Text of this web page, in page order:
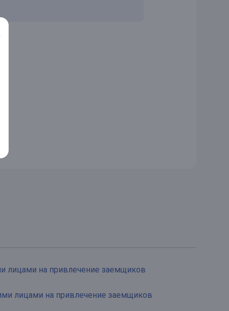
лицами на привлечение заемщиков
лицами на привлечение заемщиков